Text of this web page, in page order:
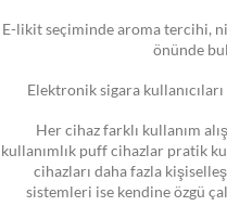
E-likit seçiminde aroma tercihi,
önünde
Elektronik sigara
Her cihaz farklı kullanım
kullanımlık puff cihazlar pratik
cihazları daha fazla
sistemleri ise kendine özgü